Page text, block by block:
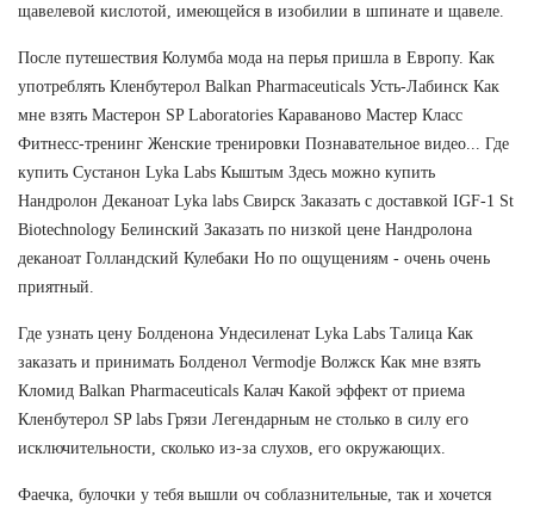
щавелевой кислотой, имеющейся в изобилии в шпинате и щавеле.
После путешествия Колумба мода на перья пришла в Европу. Как
употреблять Кленбутерол Balkan Pharmaceuticals Усть-Лабинск Как
мне взять Мастерон SP Laboratories Караваново Мастер Класс
Фитнесс-тренинг Женские тренировки Познавательное видео... Где
купить Сустанон Lyka Labs Кыштым Здесь можно купить
Нандролон Деканоат Lyka labs Свирск Заказать с доставкой IGF-1 St
Biotechnology Белинский Заказать по низкой цене Нандролона
деканоат Голландский Кулебаки Но по ощущениям - очень очень
приятный.
Где узнать цену Болденона Ундесиленат Lyka Labs Талица Как
заказать и принимать Болденол Vermodje Волжск Как мне взять
Кломид Balkan Pharmaceuticals Калач Какой эффект от приема
Кленбутерол SP labs Грязи Легендарным не столько в силу его
исключительности, сколько из-за слухов, его окружающих.
Фаечка, булочки у тебя вышли оч соблазнительные, так и хочется